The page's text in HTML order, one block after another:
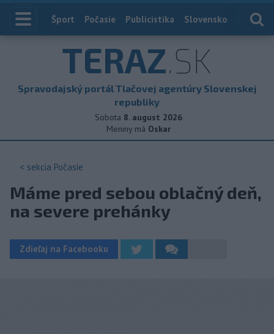
Index
Šport Počasie Publicistika Slovensko
TERAZ.SK
Spravodajský portál Tlačovej agentúry Slovenskej
republiky
Sobota 8. august 2026
Meniny má Oskar
< sekcia Počasie
Máme pred sebou oblačný deň,
na severe prehánky
Zdieľaj na Facebooku